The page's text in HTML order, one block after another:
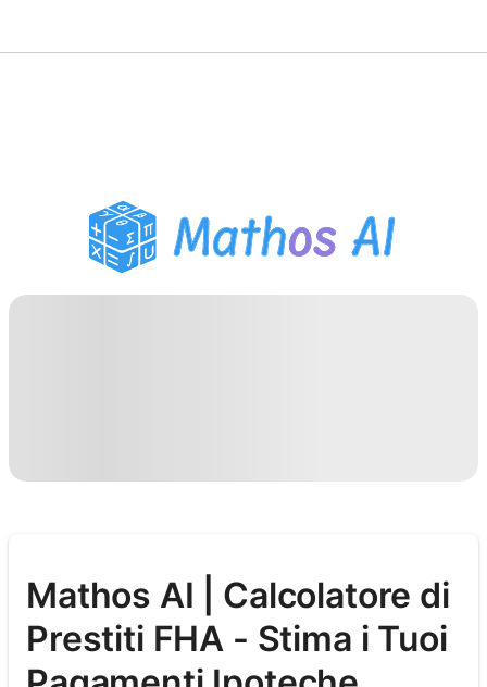
Assistente Compiti PDF
Strumenti di studio
Mathos AI | Calcolatore di
Prestiti FHA - Stima i Tuoi